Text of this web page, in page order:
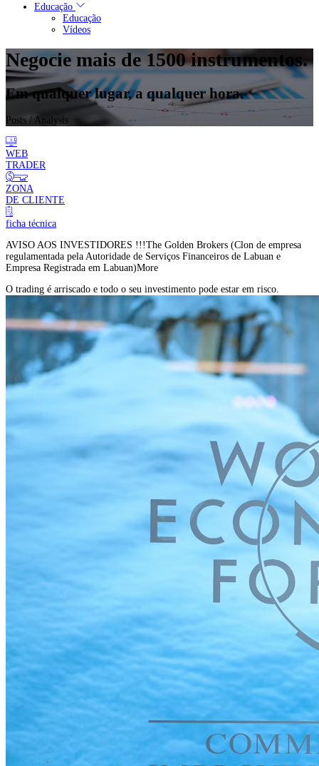
Educação
Educação
Vídeos
Negocie mais de 1500 instrumentos.
Em qualquer lugar, a qualquer hora.
Posts / Analysis
WEB
TRADER
ZONA
DE CLIENTE
ficha técnica
AVISO AOS INVESTIDORES !!!The Golden Brokers (Clon de empresa
regulamentada pela Autoridade de Serviços Financeiros de Labuan e
Empresa Registrada em Labuan)More
O trading é arriscado e todo o seu investimento pode estar em risco.